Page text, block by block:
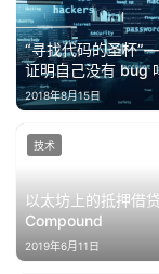
“寻找代码的圣杯
证明自己没有 bug
2018年8月15日
以太坊上的抵押借
Compound
2019年6月11日
技术